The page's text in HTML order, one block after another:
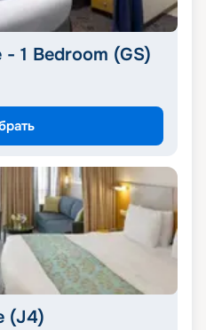
1 Bedroom (GS)
(J4)